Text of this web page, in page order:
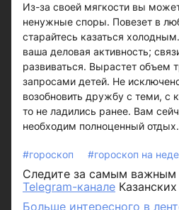
Из-за своей мягкости вы
ненужные споры. Повезет в
старайтесь казаться
ваша деловая активность;
развиваться. Вырастет объем
запросами детей. Не
возобновить дружбу с теми, с
то не ладились ранее. Вам
необходим полноценный отдых.
#гороскоп #гороскоп на
Следите за самым важным
Telegram-канале
Больше интересного в